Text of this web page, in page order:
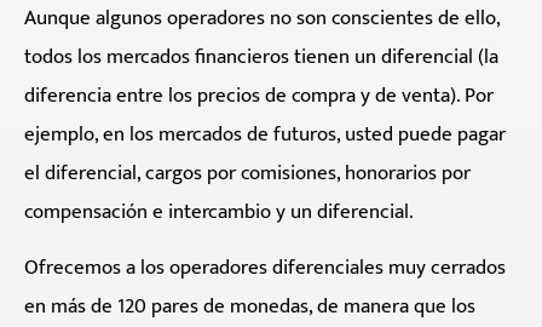
Aunque algunos operadores no son conscientes de ello,
todos los mercados financieros tienen un diferencial (la
diferencia entre los precios de compra y de venta). Por
ejemplo, en los mercados de futuros, usted puede pagar
el diferencial, cargos por comisiones, honorarios por
compensación e intercambio y un diferencial.
Ofrecemos a los operadores diferenciales muy cerrados
en más de 120 pares de monedas, de manera que los